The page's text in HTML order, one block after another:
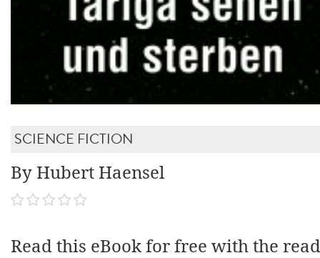
SCIENCE FICTION
By Hubert Haensel
Read this eBook for free with the